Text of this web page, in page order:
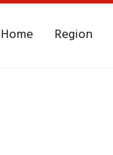
Home Region